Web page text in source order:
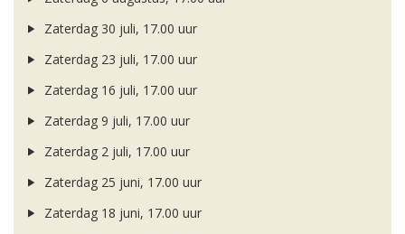
Zaterdag 30 juli, 17.00 uur
Zaterdag 23 juli, 17.00 uur
Zaterdag 16 juli, 17.00 uur
Zaterdag 9 juli, 17.00 uur
Zaterdag 2 juli, 17.00 uur
Zaterdag 25 juni, 17.00 uur
Zaterdag 18 juni, 17.00 uur